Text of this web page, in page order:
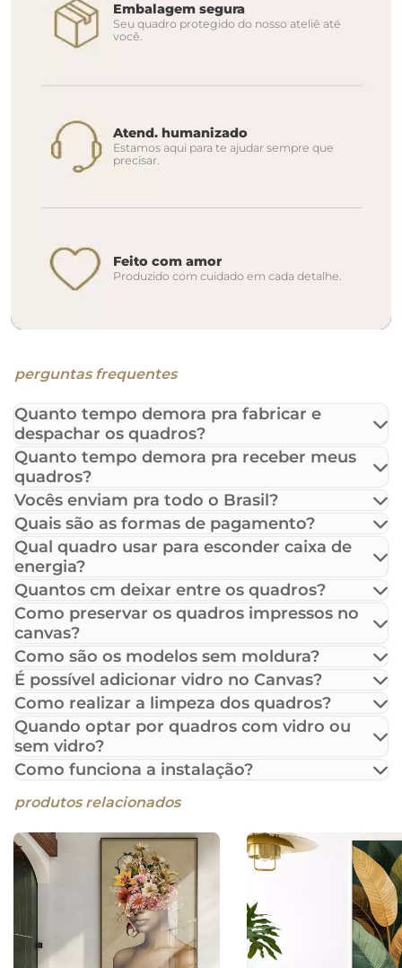
Embalagem segura
Seu quadro protegido do nosso ateliê até
você.
Atend. humanizado
Estamos aqui para te ajudar sempre que
precisar.
Feito com amor
Produzido com cuidado em cada detalhe.
perguntas frequentes
Quanto tempo demora pra fabricar e
despachar os quadros?
Quanto tempo demora pra receber meus
quadros?
Vocês enviam pra todo o Brasil?
Quais são as formas de pagamento?
Qual quadro usar para esconder caixa de
energia?
Quantos cm deixar entre os quadros?
Como preservar os quadros impressos no
canvas?
Como são os modelos sem moldura?
É possível adicionar vidro no Canvas?
Como realizar a limpeza dos quadros?
Quando optar por quadros com vidro ou
sem vidro?
Como funciona a instalação?
produtos relacionados